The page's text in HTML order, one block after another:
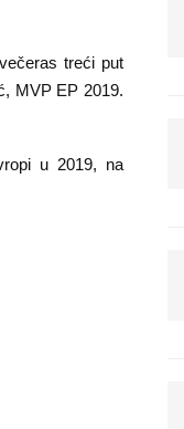
treći put
MVP EP 2019.
u 2019, na